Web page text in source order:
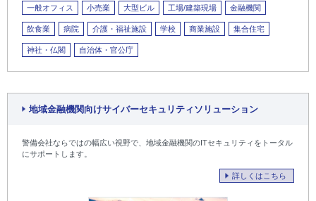
一般オフィス 小売業 大型ビル 工場/建築現場 金融機関
飲食業 病院 介護・福祉施設 学校 商業施設 集合住宅
神社・仏閣 自治体・官公庁
地域金融機関向けサイバーセキュリティソリューション
警備会社ならではの幅広い視野で、地域金融機関のITセキュリティをトータル
にサポートします。
詳しくはこちら